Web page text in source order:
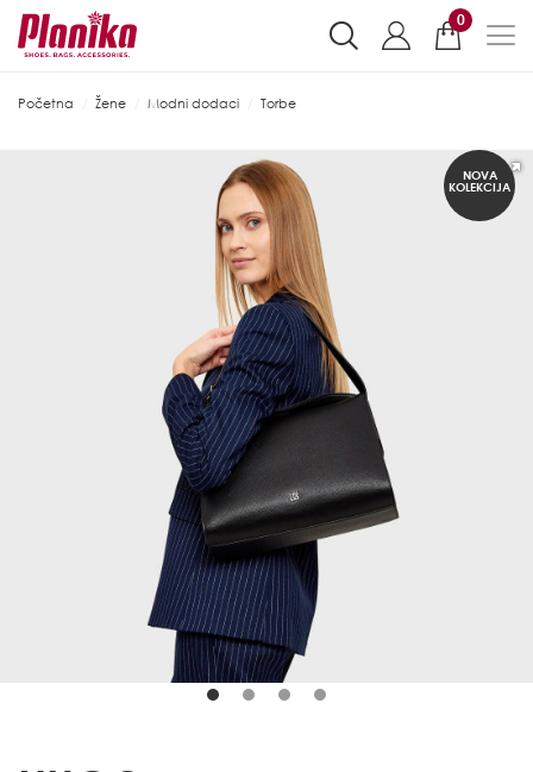
0
Početna Žene Modni dodaci Torbe
NOVA
KOLEKCIJA